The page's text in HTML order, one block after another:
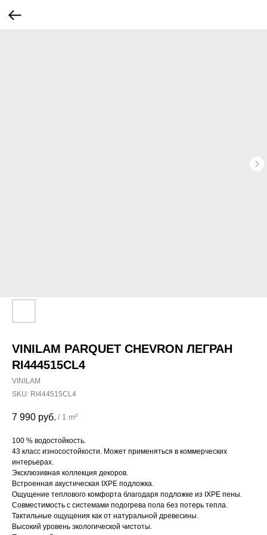
VINILAM PARQUET CHEVRON ЛЕГРАН
RI444515CL4
VINILAM
SKU: RI444515CL4
7 990 руб. / 1 m²
100 % водостойкость.
43 класс износостойкости. Может применяться в коммерческих
интерьерах.
Эксклюзивная коллекция декоров.
Встроенная акустическая IXPE подложка.
Ощущение теплового комфорта благодаря подложке из IXPE пены.
Совместимость с системами подогрева пола без потерь тепла.
Тактильные ощущения как от натуральной древесины.
Высокий уровень экологической чистоты.